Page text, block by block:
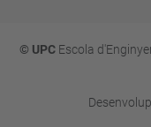
© UPCEscola